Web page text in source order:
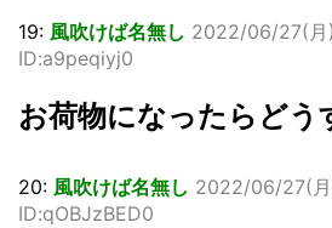
19: 風吹けば名無し 2022/06/27(月)
ID:a9peqiyj0
お荷物になったらどう
20: 風吹けば名無し 2022/06/27(月
ID:qOBJzBED0